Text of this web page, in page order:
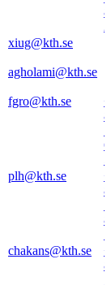
xiug@kth.se
agholami@kth.se
fgro@kth.se
8
plh@kth.se
8
chakans@kth.se
8